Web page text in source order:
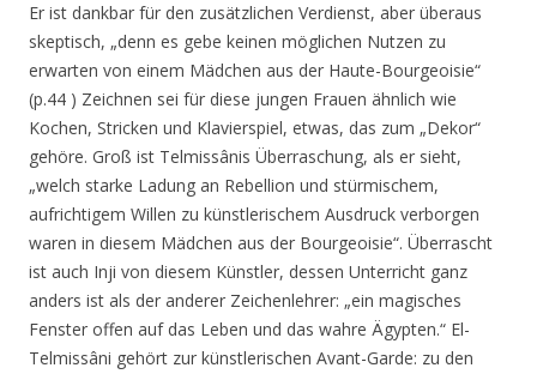
Er ist dankbar für den zusätzlichen Verdienst, aber überaus
skeptisch, „denn es gebe keinen möglichen Nutzen zu
erwarten von einem Mädchen aus der Haute-Bourgeoisie“
(p.44 ) Zeichnen sei für diese jungen Frauen ähnlich wie
Kochen, Stricken und Klavierspiel, etwas, das zum „Dekor“
gehöre. Groß ist Telmissânis Überraschung, als er sieht,
„welch starke Ladung an Rebellion und stürmischem,
aufrichtigem Willen zu künstlerischem Ausdruck verborgen
waren in diesem Mädchen aus der Bourgeoisie“. Überrascht
ist auch Inji von diesem Künstler, dessen Unterricht ganz
anders ist als der anderer Zeichenlehrer: „ein magisches
Fenster offen auf das Leben und das wahre Ägypten.“ El-
Telmissâni gehört zur künstlerischen Avant-Garde: zu den